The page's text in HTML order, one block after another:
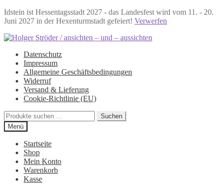
Idstein ist Hessentagsstadt 2027 - das Landesfest wird vom 11. - 20.
Juni 2027 in der Hexenturmstadt gefeiert! Verwerfen
Zur
springen
Zum
springenDatenschutz
Impressum
Allgemeine Geschäftsbedingungen
Widerruf
Versand & Lieferung
Cookie-Richtlinie (EU)
Suchen
nach:
Suchen
Menü
Startseite
Shop
Mein Konto
Warenkorb
Kasse